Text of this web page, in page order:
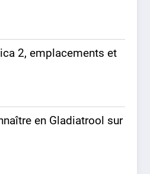
2, emplacements et
en Gladiatrool sur